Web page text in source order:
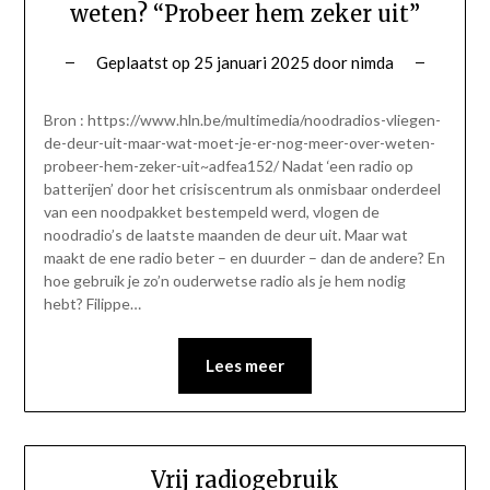
weten? “Probeer hem zeker uit”
Geplaatst op 25 januari 2025 doornimda
Bron : https://www.hln.be/multimedia/noodradios-vliegen-
de-deur-uit-maar-wat-moet-je-er-nog-meer-over-weten-
probeer-hem-zeker-uit~adfea152/ Nadat ‘een radio op
batterijen’ door het crisiscentrum als onmisbaar onderdeel
van een noodpakket bestempeld werd, vlogen de
noodradio’s de laatste maanden de deur uit. Maar wat
maakt de ene radio beter – en duurder – dan de andere? En
hoe gebruik je zo’n ouderwetse radio als je hem nodig
hebt? Filippe…
Lees meer
Vrij radiogebruik